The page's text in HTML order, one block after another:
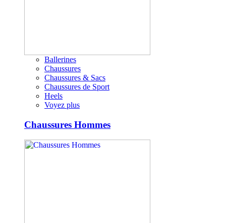
Ballerines
Chaussures
Chaussures & Sacs
Chaussures de Sport
Heels
Voyez plus
Chaussures Hommes